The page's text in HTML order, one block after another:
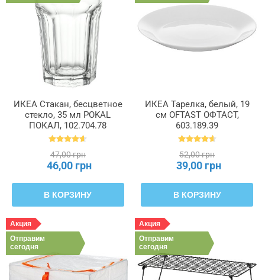
ИКЕА Стакан, бесцветное
стекло, 35 мл POKAL
ПОКАЛ, 102.704.78
47,00 грн
46,00 грн
В КОРЗИНУ
ИКЕА Тарелка, белый, 19
см OFTAST ОФТАСТ,
603.189.39
52,00 грн
39,00 грн
В КОРЗИНУ
Акция
Отправим
сегодня
Акция
Отправим
сегодня